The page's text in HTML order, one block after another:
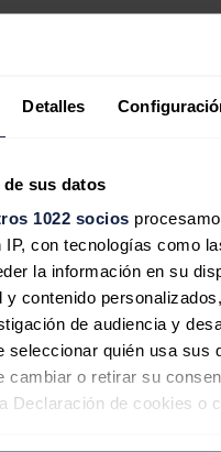
Detalles
sus datos
1022 socios
IP, con tecnologías como
la información en su
y contenido
de audiencia y
seleccionar quién usa sus
cambiar o retirar su
Declaración de cookies o
eléctrico vuelve
el pool supera
en julio pese al